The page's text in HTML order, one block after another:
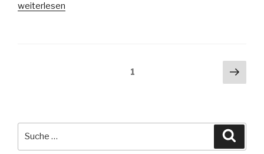
„Heinrich
weiterlesen
Seitennummerierung1